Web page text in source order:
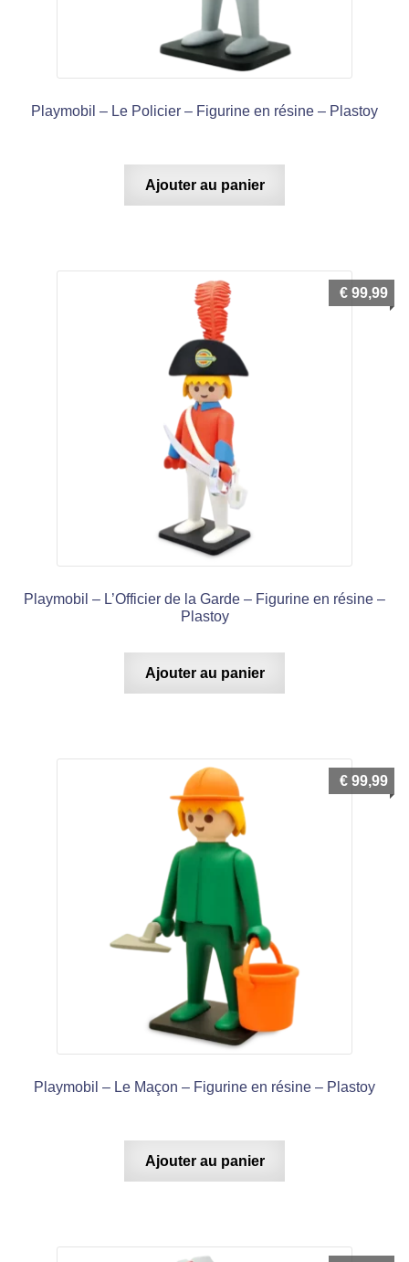
Playmobil – Le Policier – Figurine en résine – Plastoy
Ajouter au panier
Playmobil – L’Officier de la Garde – Figurine en résine –
Plastoy
€ 99,99
Ajouter au panier
Playmobil – Le Maçon – Figurine en résine – Plastoy
€ 99,99
Ajouter au panier